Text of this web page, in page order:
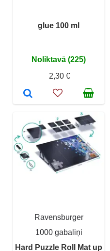
glue 100 ml
Noliktavā (225)
2,30 €
Ravensburger
1000 gabaliņi
Hard Puzzle Roll Mat up